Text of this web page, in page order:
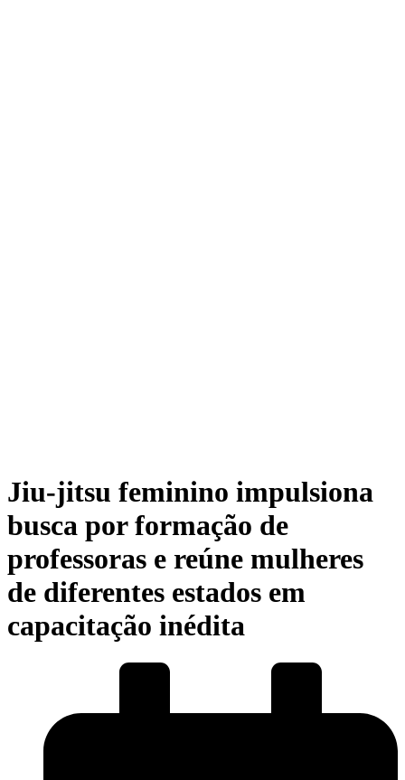
Jiu-jitsu feminino impulsiona
busca por formação de
professoras e reúne mulheres
de diferentes estados em
capacitação inédita